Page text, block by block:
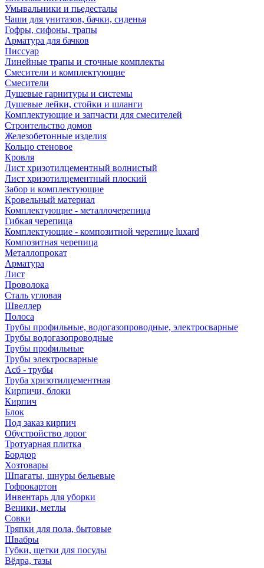
Умывальники и пьедесталы
Чаши для унитазов, бачки, сиденья
Гофры, сифоны, трапы
Арматура для бачков
Писсуар
Линейные трапы и сточные комплекты
Смесители и комплектующие
Смесители
Душевые гарнитуры и системы
Душевые лейки, стойки и шланги
Комплектующие и запчасти для смесителей
Строительство домов
Железобетонные изделия
Кольцо стеновое
Кровля
Лист хризотилцементный волнистый
Лист хризотилцементный плоский
Забор и комплектующие
Кровельный материал
Комплектующие - металлочерепица
Гибкая черепица
Комплектующие - композитной черепице luxard
Композитная черепица
Металлопрокат
Арматура
Лист
Проволока
Сталь угловая
Швеллер
Полоса
Трубы профильные, водогазопроводные, электросварные
Трубы водогазопроводные
Трубы профильные
Трубы электросварные
Асб - трубы
Труба хризотилцементная
Кирпичи, блоки
Кирпич
Блок
Под заказ кирпич
Обустройство дорог
Тротуарная плитка
Бордюр
Хозтовары
Шпагаты, шнуры бельевые
Гофрокартон
Инвентарь для уборки
Веники, метлы
Совки
Тряпки для пола, бытовые
Швабры
Губки, щетки для посуды
Вёдра, тазы